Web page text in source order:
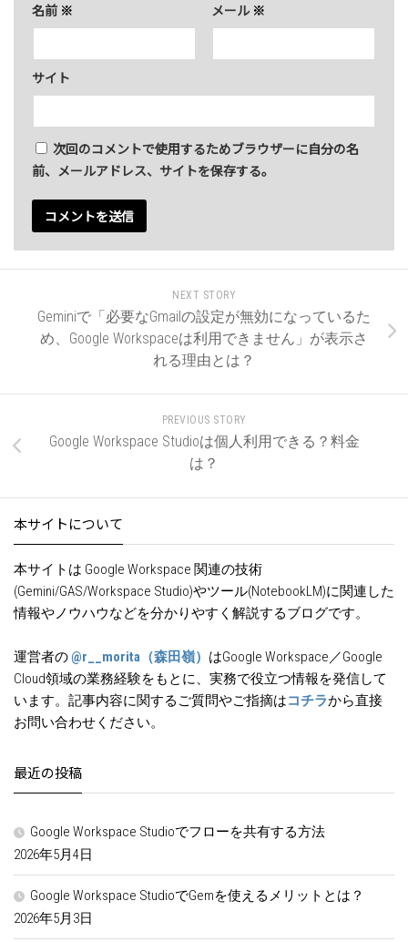
名前 ※ メール ※
サイト
次回のコメントで使用するためブラウザーに自分の名
前、メールアドレス、サイトを保存する。
NEXT STORY
Geminiで「必要なGmailの設定が無効になっているた
め、Google Workspaceは利用できません」が表示さ
れる理由とは？
PREVIOUS STORY
Google Workspace Studioは個人利用できる？料金
は？
本サイトについて
本サイトは Google Workspace 関連の技術
(Gemini/GAS/Workspace Studio)やツール(NotebookLM)に関連した
情報やノウハウなどを分かりやすく解説するブログです。
運営者の@r__morita（森田嶺） はGoogle Workspace／Google
Cloud領域の業務経験をもとに、実務で役立つ情報を発信して
います。記事内容に関するご質問やご指摘はコチラから直接
お問い合わせください。
最近の投稿
Google Workspace Studioでフローを共有する方法
2026年5月4日
Google Workspace StudioでGemを使えるメリットとは？
2026年5月3日